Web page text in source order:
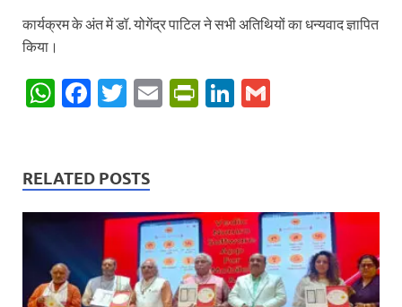
कार्यक्रम के अंत में डॉ. योगेंद्र पाटिल ने सभी अतिथियों का धन्यवाद ज्ञापित
किया।
W
s
A
p
p
F
b
o
o
k
T
er
E
P
ie
n
dl
y
Li
dI
n
RELATED POSTS